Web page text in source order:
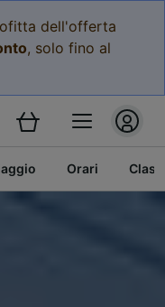
dell'offerta
, solo fino al
Orari